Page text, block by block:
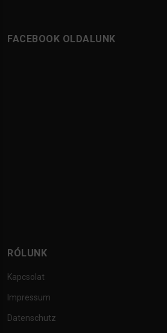
FACEBOOK OLDALUNK
RÓLUNK
Kapcsolat
Impressum
Datenschutz